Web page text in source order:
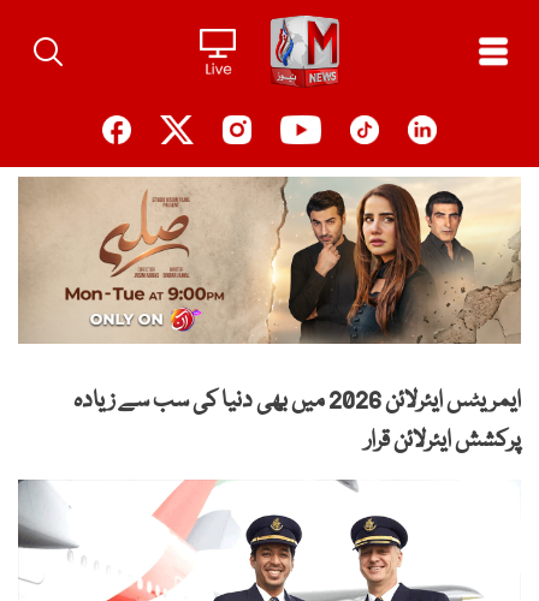
content
ایمریٹس ایئرلائن 2026 میں بھی دنیا کی سب سے زیادہ
پرکشش ایئرلائن قرار